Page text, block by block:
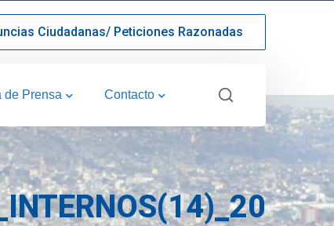
Ciudadanas/ Peticiones Razonadas
de Prensa Contacto